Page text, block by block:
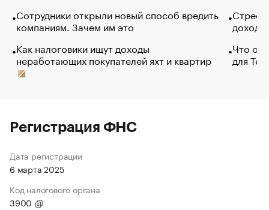
Сотрудники открыли новый способ вредить
компаниям. Зачем им это
Как налоговики ищут доходы
неработающих покупателей яхт и квартир
Что
для
Регистрация ФНС
Дата регистрации
6 марта 2025
Код налогового органа
3900